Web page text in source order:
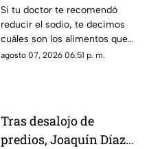
Estos son los alimentos
que debes EVITAR
Si tu doctor te recomendó
reducir el sodio, te decimos
cuáles son los alimentos que
debes dejar de consumir de
agosto 07, 2026 06:51 p. m.
Tras desalojo de
predios, Joaquín Díaz